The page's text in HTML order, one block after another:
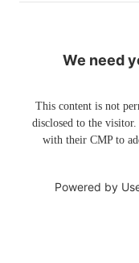
We need
This content is not
disclosed to the
with their CMP to
Powered by